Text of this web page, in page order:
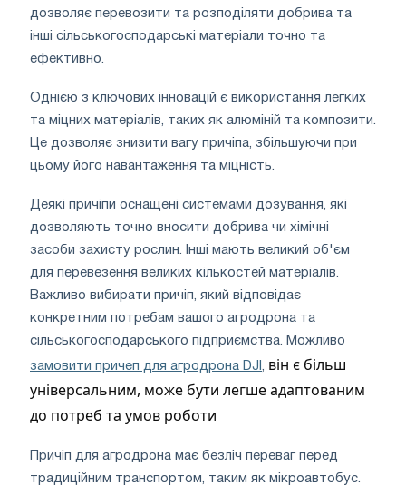
дозволяє перевозити та розподіляти добрива та
інші сільськогосподарські матеріали точно та
ефективно.
Однією з ключових інновацій є використання легких
та міцних матеріалів, таких як алюміній та композити.
Це дозволяє знизити вагу причіпа, збільшуючи при
цьому його навантаження та міцність.
Деякі причіпи оснащені системами дозування, які
дозволяють точно вносити добрива чи хімічні
засоби захисту рослин. Інші мають великий об'єм
для перевезення великих кількостей матеріалів.
Важливо вибирати причіп, який відповідає
конкретним потребам вашого агродрона та
сільськогосподарського підприємства. Можливо
замовити причеп для агродрона DJI , він є більш
універсальним, може бути легше адаптованим
до потреб та умов роботи
Причіп для агродрона має безліч переваг перед
традиційним транспортом, таким як мікроавтобус.